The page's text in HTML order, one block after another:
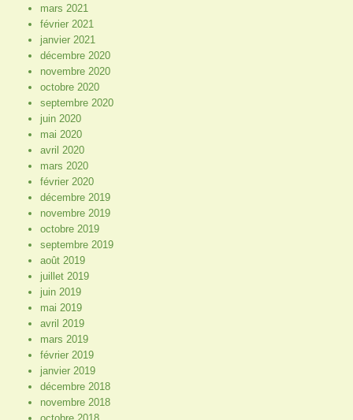
mars 2021
février 2021
janvier 2021
décembre 2020
novembre 2020
octobre 2020
septembre 2020
juin 2020
mai 2020
avril 2020
mars 2020
février 2020
décembre 2019
novembre 2019
octobre 2019
septembre 2019
août 2019
juillet 2019
juin 2019
mai 2019
avril 2019
mars 2019
février 2019
janvier 2019
décembre 2018
novembre 2018